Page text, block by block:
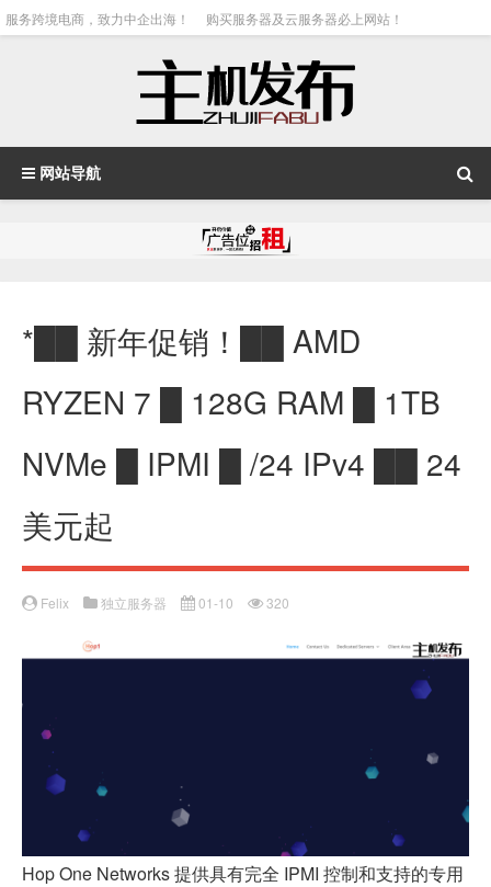
服务跨境电商，致力中企出海！ 购买服务器及云服务器必上网站！
网站导航
*██ 新年促销！██ AMD
RYZEN 7 █ 128G RAM █ 1TB
NVMe █ IPMI █ /24 IPv4 ██ 24
美元起
Felix 独立服务器 01-10 320
Hop One Networks 提供具有完全 IPMI 控制和支持的专用